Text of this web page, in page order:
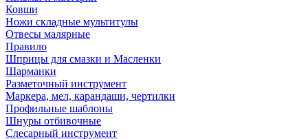
Ковши
Ножи складные мультитулы
Отвесы малярные
Правило
Шприцы для смазки и Масленки
Шарманки
Разметочный инструмент
Маркера, мел, карандаши, чертилки
Профильные шаблоны
Шнуры отбивочные
Слесарный инструмент